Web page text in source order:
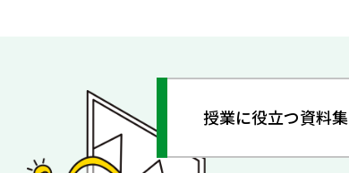
授業に役立つ資料集